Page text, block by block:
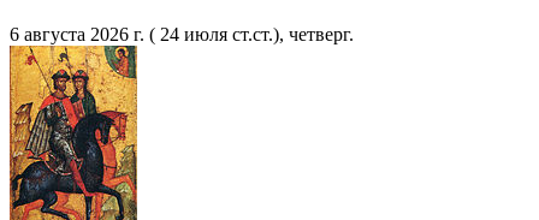
6 августа 2026 г. ( 24 июля ст.ст.), четверг.